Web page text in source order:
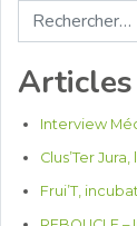
Rechercher :
Interview
Clus’Ter
Frui’T,